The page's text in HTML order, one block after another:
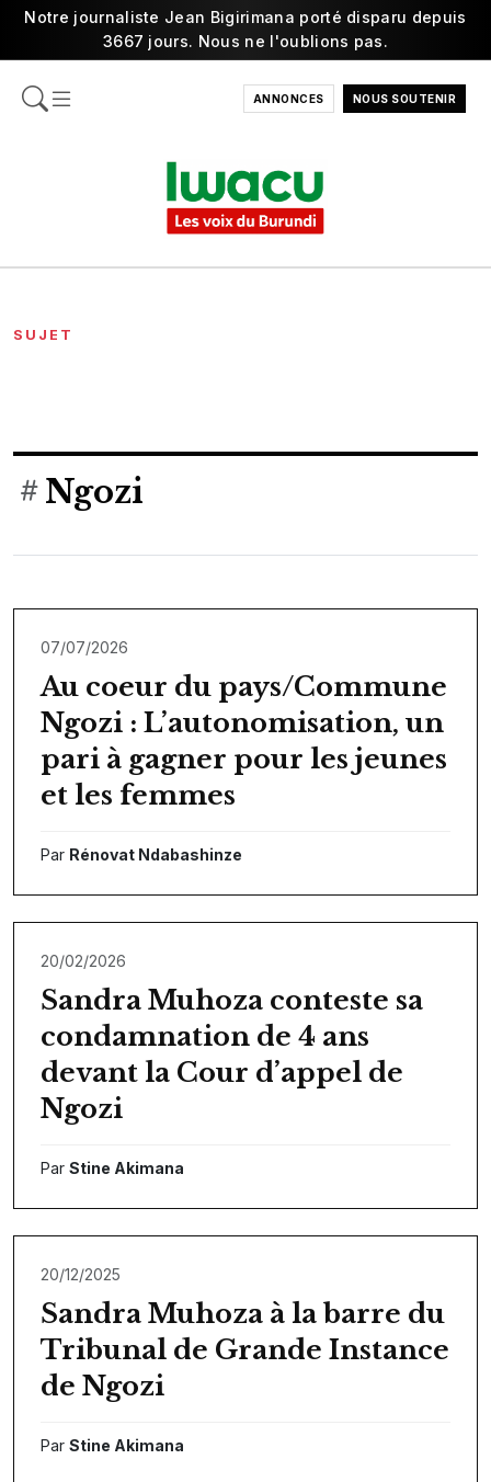
Notre journaliste Jean Bigirimana porté disparu depuis
3667 jours. Nous ne l'oublions pas.
ANNONCES NOUS SOUTENIR
SUJET
Ngozi
07/07/2026
Au coeur du pays/Commune
Ngozi : L’autonomisation, un
pari à gagner pour les jeunes
et les femmes
Par Rénovat Ndabashinze
20/02/2026
Sandra Muhoza conteste sa
condamnation de 4 ans
devant la Cour d’appel de
Ngozi
Par Stine Akimana
20/12/2025
Sandra Muhoza à la barre du
Tribunal de Grande Instance
de Ngozi
Par Stine Akimana